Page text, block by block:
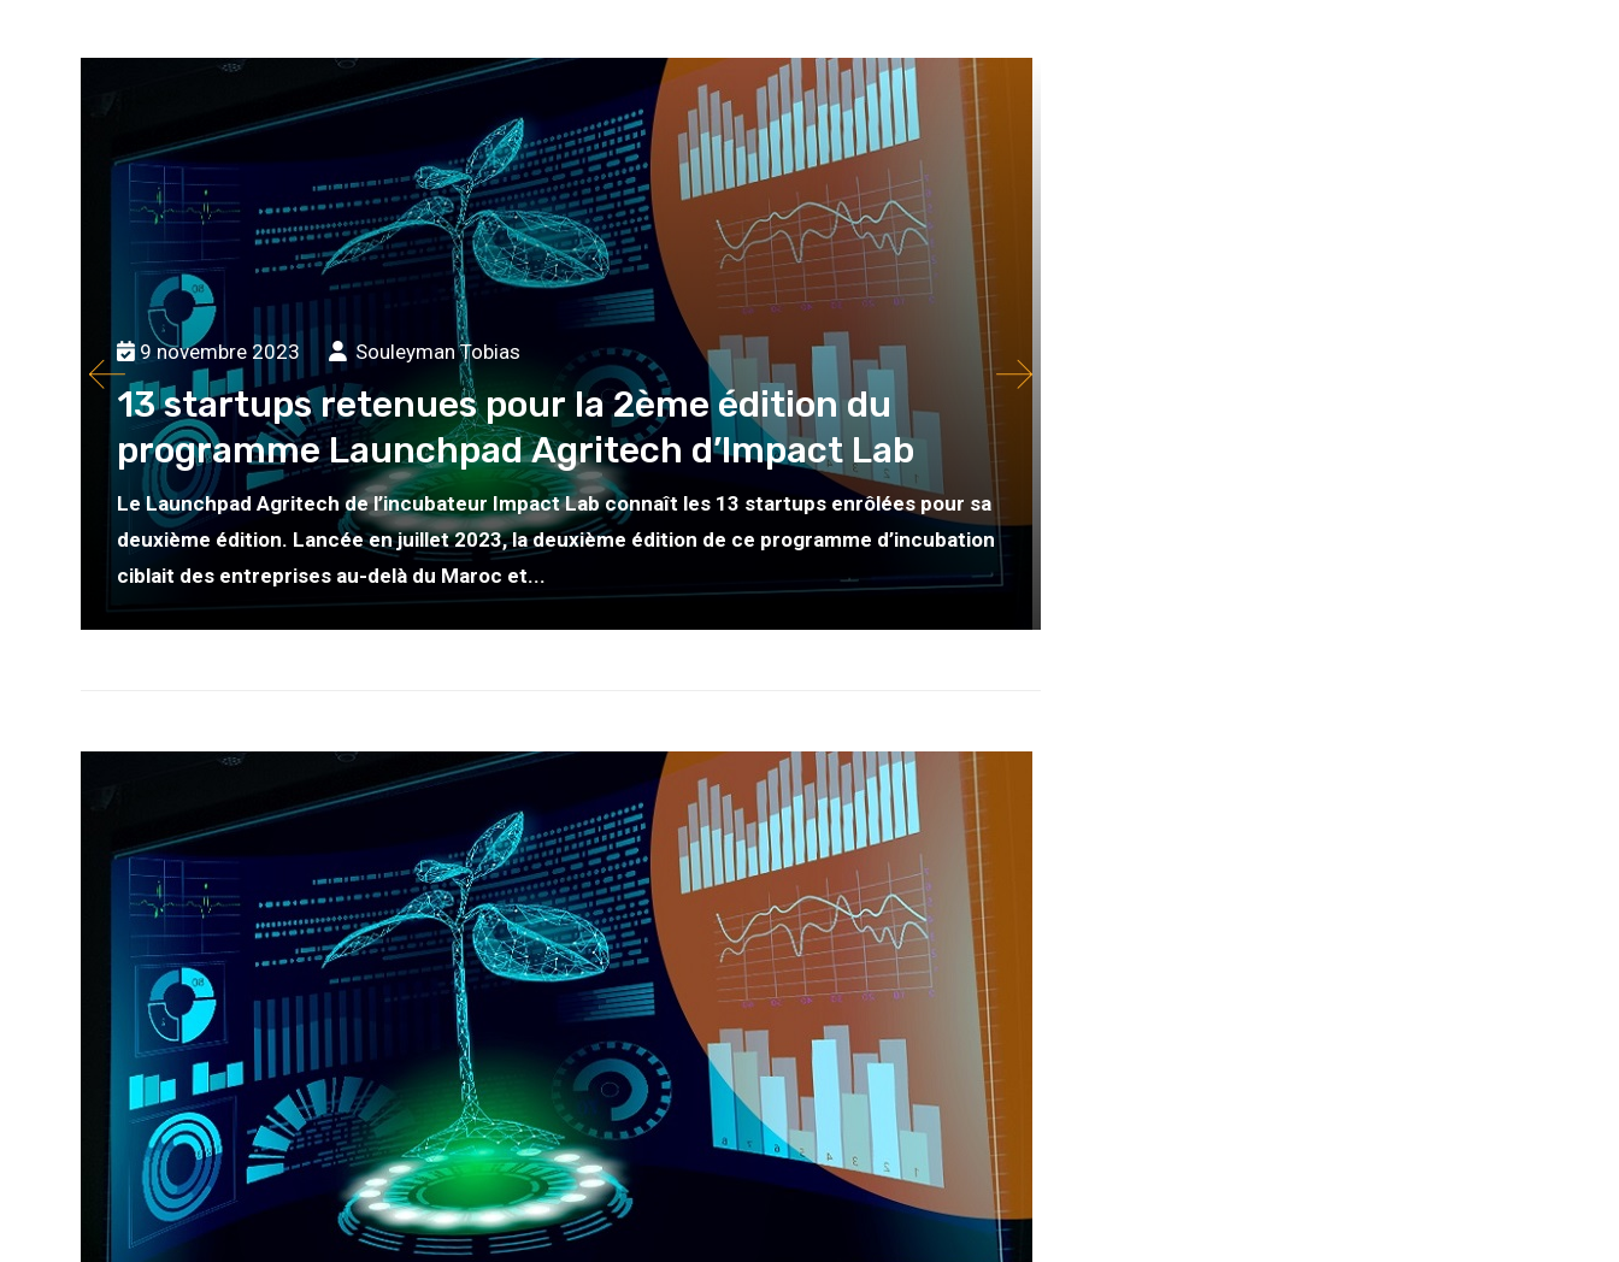
9 novembre 2023 Souleyman Tobias
13 startups retenues pour la 2ème édition du
programme Launchpad Agritech d’Impact Lab
Le Launchpad Agritech de l’incubateur Impact Lab connaît les 13 startups enrôlées pour sa
deuxième édition. Lancée en juillet 2023, la deuxième édition de ce programme d’incubation
ciblait des entreprises au-delà du Maroc et...